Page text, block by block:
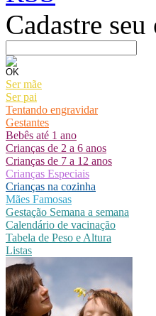
Cadastre
Ser mãe
Ser pai
Tentando engravidar
Gestantes
Bebês até 1 ano
Crianças de 2 a 6 anos
Crianças de 7 a 12 anos
Crianças Especiais
Crianças na cozinha
Mães Famosas
Gestação Semana a semana
Calendário de vacinação
Tabela de Peso e Altura
Listas